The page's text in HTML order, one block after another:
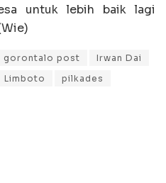
untuk lebih baik lagi
gorontalo post
Irwan Dai
Limboto
pilkades